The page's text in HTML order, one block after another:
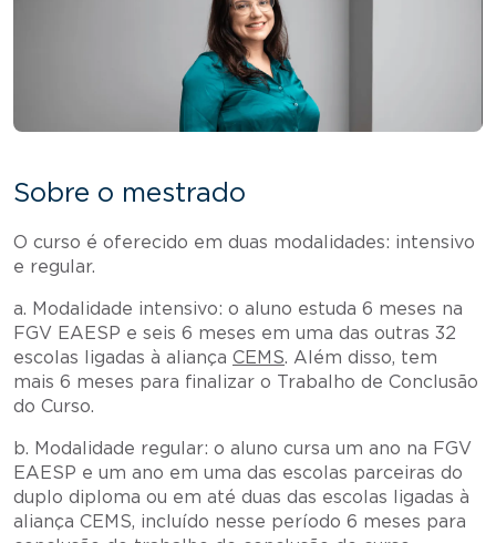
Sobre o mestrado
O curso é oferecido em duas modalidades: intensivo
e regular.
a. Modalidade intensivo: o aluno estuda 6 meses na
FGV EAESP e seis 6 meses em uma das outras 32
escolas ligadas à aliança CEMS. Além disso, tem
mais 6 meses para finalizar o Trabalho de Conclusão
do Curso.
b. Modalidade regular: o aluno cursa um ano na FGV
EAESP e um ano em uma das escolas parceiras do
duplo diploma ou em até duas das escolas ligadas à
aliança CEMS, incluído nesse período 6 meses para